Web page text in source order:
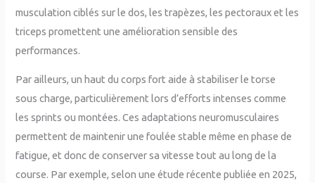
musculation ciblés sur le dos, les trapèzes, les pectoraux et les
triceps promettent une amélioration sensible des
performances.
Par ailleurs, un haut du corps fort aide à stabiliser le torse
sous charge, particulièrement lors d’efforts intenses comme
les sprints ou montées. Ces adaptations neuromusculaires
permettent de maintenir une foulée stable même en phase de
fatigue, et donc de conserver sa vitesse tout au long de la
course. Par exemple, selon une étude récente publiée en 2025,